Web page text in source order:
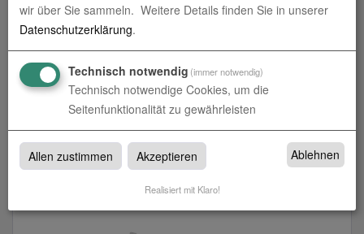
Tyvek-Bänder unbedruckt
zum Artikel
wir über Sie sammeln. Weitere Details finden Sie in unserer
Datenschutzerklärung.
Technisch notwendig (immer notwendig)
Technisch notwendige Cookies, um die
Seitenfunktionalität zu gewährleisten
Allen zustimmen Akzeptieren Ablehnen
Realisiert mit Klaro!